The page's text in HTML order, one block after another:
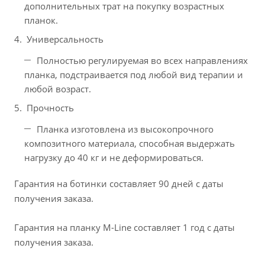
дополнительных трат на покупку возрастных
планок.
Универсальность
Полностью регулируемая во всех направлениях
планка, подстраивается под любой вид терапии и
любой возраст.
Прочность
Планка изготовлена из высокопрочного
композитного материала, способная выдержать
нагрузку до 40 кг и не деформироваться.
Гарантия на ботинки составляет 90 дней с даты
получения заказа.
Гарантия на планку M-Line составляет 1 год с даты
получения заказа.